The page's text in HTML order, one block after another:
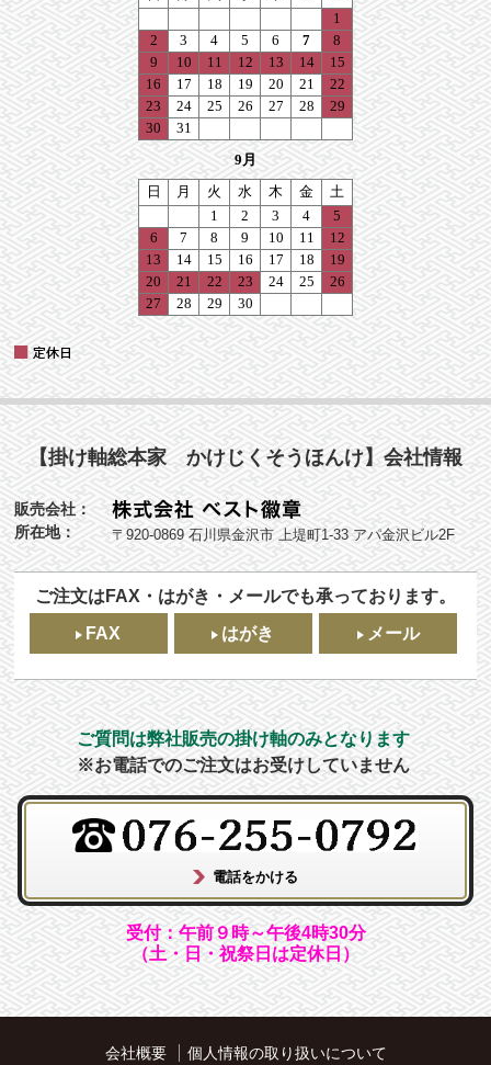
【掛け軸総本家 かけじくそうほんけ】会社情報
販売会社：
所在地：
〒920-0869 石川県金沢市 上堤町1-33 アパ金沢ビル2F
ご注文はFAX・はがき・メールでも承っております。
FAX
はがき メール
ご質問は弊社販売の掛け軸のみとなります
※お電話でのご注文はお受けしていません
受付：午前９時～午後4時30分
（土・日・祝祭日は定休日）
会社概要 個人情報の取り扱いについて